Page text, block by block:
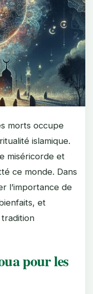
morts occupe
islamique.
miséricorde et
ce monde. Dans
l’importance de
et
pour les